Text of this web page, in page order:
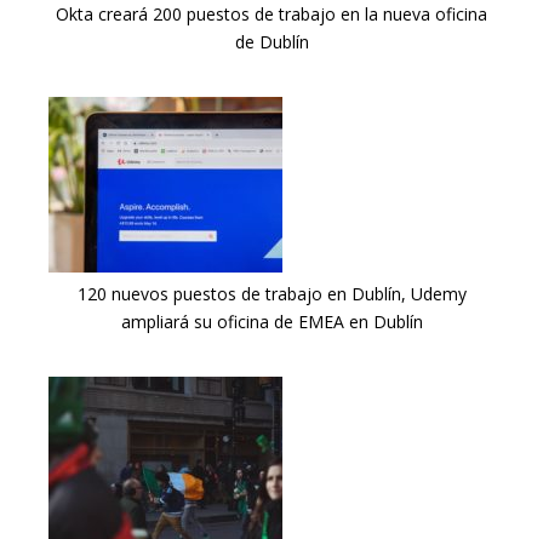
Okta creará 200 puestos de trabajo en la nueva oficina
de Dublín
120 nuevos puestos de trabajo en Dublín, Udemy
ampliará su oficina de EMEA en Dublín